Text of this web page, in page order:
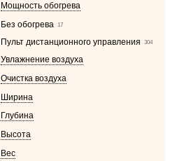
Мощность обогрева
Без обогрева 17
Пульт дистанционного управления 304
Увлажнение воздуха
Очистка воздуха
Ширина
Глубина
Высота
Вес